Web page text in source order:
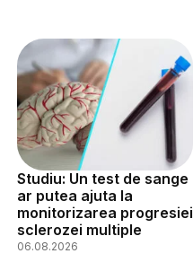
Studiu: Un test de sange
ar putea ajuta la
monitorizarea progresiei
sclerozei multiple
06.08.2026